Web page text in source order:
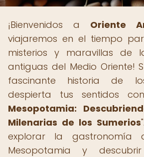
¡Bienvenidos a Oriente
viajaremos en el tiempo
misterios y maravillas de
antiguas del Medio Oriente!
fascinante historia de
despierta tus sentidos
Mesopotamia:
Milenarias de los Sumerios
explorar la gastronomía
Mesopotamia y